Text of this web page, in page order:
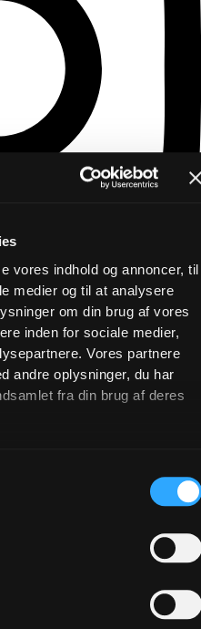
vores indhold og annoncer, til
medier og til at analysere
om din brug af vores
inden for sociale medier,
Vores partnere
andre oplysninger, du har
fra din brug af deres